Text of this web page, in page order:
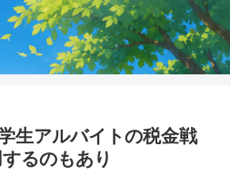
生アルバイトの税金戦
るのもあり